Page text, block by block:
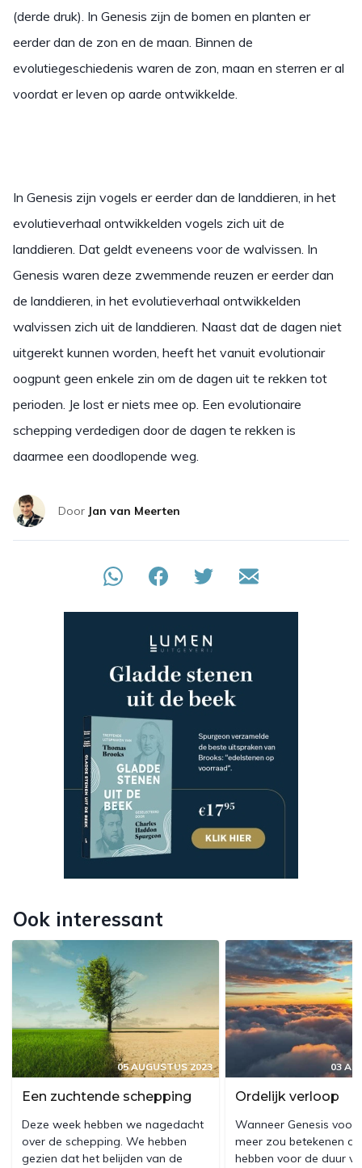
(derde druk). In Genesis zijn de bomen en planten er
eerder dan de zon en de maan. Binnen de
evolutiegeschiedenis waren de zon, maan en sterren er al
voordat er leven op aarde ontwikkelde.
In Genesis zijn vogels er eerder dan de landdieren, in het
evolutieverhaal ontwikkelden vogels zich uit de
landdieren. Dat geldt eveneens voor de walvissen. In
Genesis waren deze zwemmende reuzen er eerder dan
de landdieren, in het evolutieverhaal ontwikkelden
walvissen zich uit de landdieren. Naast dat de dagen niet
uitgerekt kunnen worden, heeft het vanuit evolutionair
oogpunt geen enkele zin om de dagen uit te rekken tot
perioden. Je lost er niets mee op. Een evolutionaire
schepping verdedigen door de dagen te rekken is
daarmee een doodlopende weg.
Door Jan van Meerten
Ook interessant
05 AUGUSTUS 2023
Een zuchtende schepping
Deze week hebben we nagedacht
over de schepping. We hebben
gezien dat het belijden van de
03
Ordelijk verloop
Wanneer Genesis voor
meer zou betekenen
hebben voor de duur